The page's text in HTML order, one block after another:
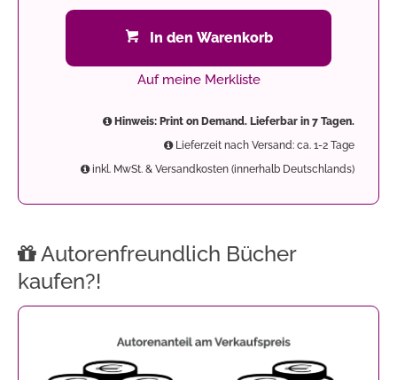
In den Warenkorb
Auf meine Merkliste
Hinweis: Print on Demand. Lieferbar in 7 Tagen.
Lieferzeit nach Versand: ca. 1-2 Tage
inkl. MwSt. & Versandkosten (innerhalb Deutschlands)
Autorenfreundlich Bücher
kaufen?!